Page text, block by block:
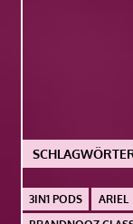
3IN1 PODS ARIEL